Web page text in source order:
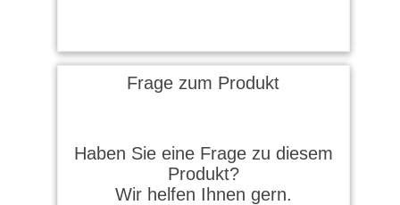
Frage zum Produkt
Haben Sie eine Frage zu diesem
Produkt?
Wir helfen Ihnen gern.